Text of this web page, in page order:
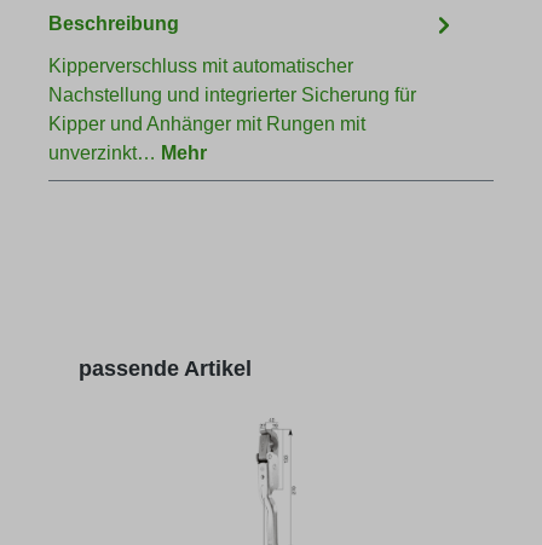
Beschreibung
Kipperverschluss mit automatischer
Nachstellung und integrierter Sicherung für
Kipper und Anhänger mit Rungen mit
unverzinkt… Mehr
Produktgalerie überspringen
passende Artikel